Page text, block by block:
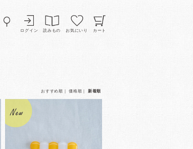
ログイン 読みもの お気にいり カート
おすすめ順 ｜価格順 新着順